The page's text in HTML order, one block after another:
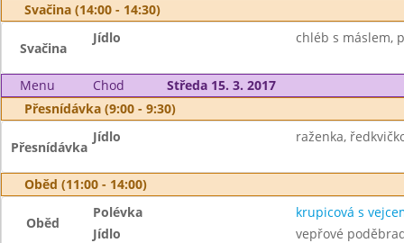
Svačina (14:00 - 14:30)
Svačina
Jídlo chléb s máslem,
Menu Chod
Středa 15. 3. 2017
Přesnídávka (9:00 - 9:30)
Přesnídávka
Jídlo raženka,
Oběd (11:00 - 14:00)
Oběd
Polévka
krupicová s
Jídlo
vepřové